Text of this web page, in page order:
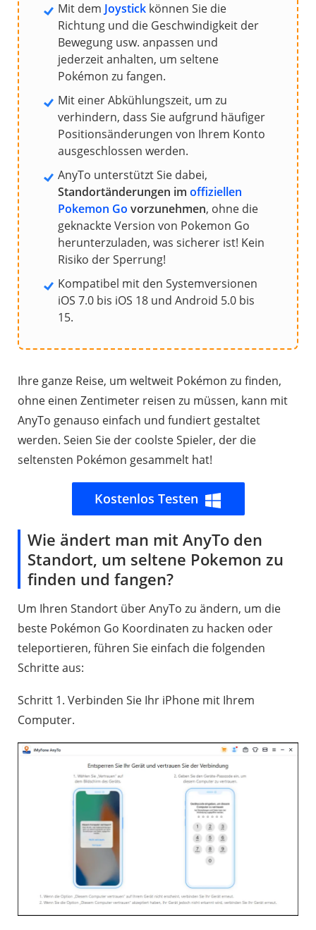
Mit dem Joystick können Sie die
Richtung und die Geschwindigkeit der
Bewegung usw. anpassen und
jederzeit anhalten, um seltene
Pokémon zu fangen.
Mit einer Abkühlungszeit, um zu
verhindern, dass Sie aufgrund häufiger
Positionsänderungen von Ihrem Konto
ausgeschlossen werden.
AnyTo unterstützt Sie dabei,
Standortänderungen im offiziellen
Pokemon Go vorzunehmen, ohne die
geknackte Version von Pokemon Go
herunterzuladen, was sicherer ist! Kein
Risiko der Sperrung!
Kompatibel mit den Systemversionen
iOS 7.0 bis iOS 18 und Android 5.0 bis
15.
Ihre ganze Reise, um weltweit Pokémon zu finden,
ohne einen Zentimeter reisen zu müssen, kann mit
AnyTo genauso einfach und fundiert gestaltet
werden. Seien Sie der coolste Spieler, der die
seltensten Pokémon gesammelt hat!
Kostenlos Testen
Wie ändert man mit AnyTo den
Standort, um seltene Pokemon zu
finden und fangen?
Um Ihren Standort über AnyTo zu ändern, um die
beste Pokémon Go Koordinaten zu hacken oder
teleportieren, führen Sie einfach die folgenden
Schritte aus:
Schritt 1. Verbinden Sie Ihr iPhone mit Ihrem
Computer.